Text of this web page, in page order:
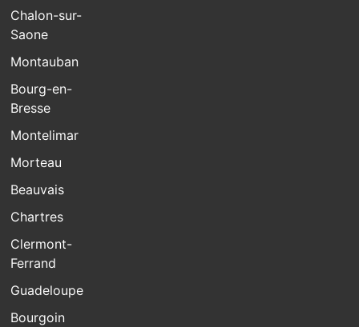
Chalon-sur-
Saone
Montauban
Bourg-en-
Bresse
Montelimar
Morteau
Beauvais
Chartres
Clermont-
Ferrand
Guadeloupe
Bourgoin